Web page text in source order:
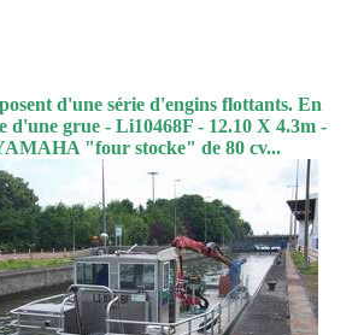
d'une série d'engins flottants. En
d'une grue - Li10468F - 12.10 X 4.3m -
"four stocke" de 80 cv...